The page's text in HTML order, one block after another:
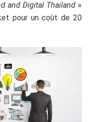
and Digital Thailand »
pour un coût de 20